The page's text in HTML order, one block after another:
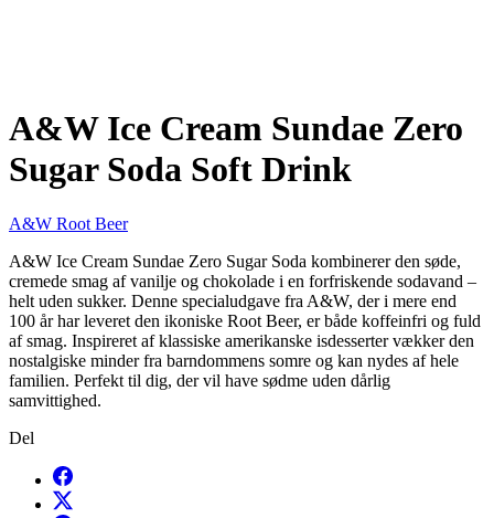
A&W Ice Cream Sundae Zero
Sugar Soda Soft Drink
A&W Root Beer
A&W Ice Cream Sundae Zero Sugar Soda kombinerer den søde,
cremede smag af vanilje og chokolade i en forfriskende sodavand –
helt uden sukker. Denne specialudgave fra A&W, der i mere end
100 år har leveret den ikoniske Root Beer, er både koffeinfri og fuld
af smag. Inspireret af klassiske amerikanske isdesserter vækker den
nostalgiske minder fra barndommens somre og kan nydes af hele
familien. Perfekt til dig, der vil have sødme uden dårlig
samvittighed.
Del